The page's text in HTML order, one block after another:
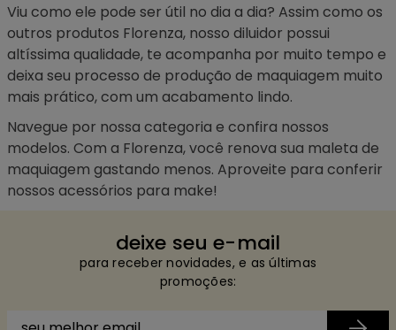
Viu como ele pode ser útil no dia a dia? Assim como os
outros produtos Florenza, nosso diluidor possui
altíssima qualidade, te acompanha por muito tempo e
deixa seu processo de produção de maquiagem muito
mais prático, com um acabamento lindo.
Navegue por nossa categoria e confira nossos
modelos. Com a Florenza, você renova sua maleta de
maquiagem gastando menos. Aproveite para conferir
nossos acessórios para make!
deixe seu e-mail
para receber novidades, e as últimas
promoções: